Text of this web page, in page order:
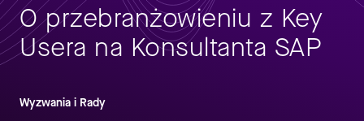
O przebranżowieniu z Key
Usera na Konsultanta SAP
Wyzwania i Rady